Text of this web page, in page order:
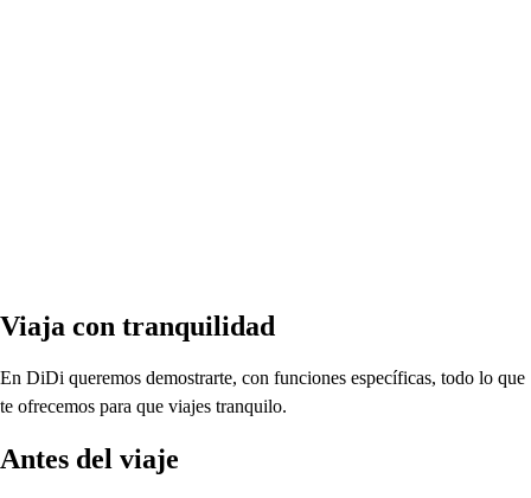
Viaja con tranquilidad
En DiDi queremos demostrarte, con funciones específicas, todo lo que
te ofrecemos para que viajes tranquilo.
Antes del viaje